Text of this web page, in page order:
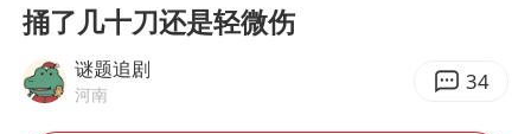
上海鼓励居家办公
捅了几十刀还是轻微伤
谜题追剧
河南 34